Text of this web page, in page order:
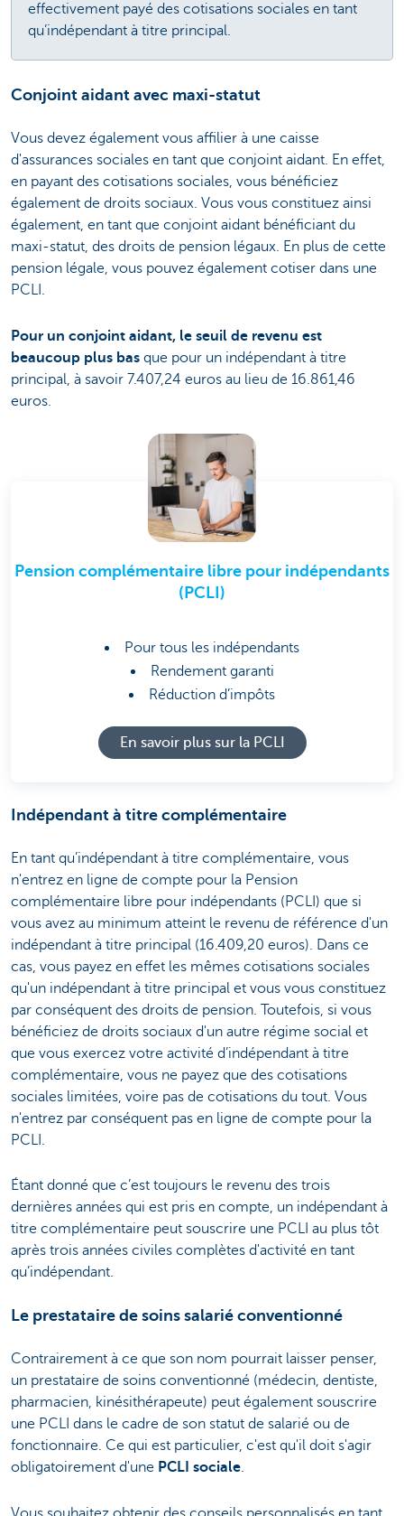
effectivement payé des cotisations sociales en tant
qu’indépendant à titre principal.
Conjoint aidant avec maxi-statut
Vous devez également vous affilier à une caisse
d'assurances sociales en tant que conjoint aidant. En effet,
en payant des cotisations sociales, vous bénéficiez
également de droits sociaux. Vous vous constituez ainsi
également, en tant que conjoint aidant bénéficiant du
maxi-statut, des droits de pension légaux. En plus de cette
pension légale, vous pouvez également cotiser dans une
PCLI.
Pour un conjoint aidant, le seuil de revenu est
beaucoup plus bas que pour un indépendant à titre
principal, à savoir 7.407,24 euros au lieu de 16.861,46
euros.
Pension complémentaire libre pour indépendants
(PCLI)
Pour tous les indépendants
Rendement garanti
Réduction d’impôts
En savoir plus sur la PCLI
Indépendant à titre complémentaire
En tant qu’indépendant à titre complémentaire, vous
n'entrez en ligne de compte pour la Pension
complémentaire libre pour indépendants (PCLI) que si
vous avez au minimum atteint le revenu de référence d'un
indépendant à titre principal (16.409,20 euros). Dans ce
cas, vous payez en effet les mêmes cotisations sociales
qu'un indépendant à titre principal et vous vous constituez
par conséquent des droits de pension. Toutefois, si vous
bénéficiez de droits sociaux d'un autre régime social et
que vous exercez votre activité d’indépendant à titre
complémentaire, vous ne payez que des cotisations
sociales limitées, voire pas de cotisations du tout. Vous
n'entrez par conséquent pas en ligne de compte pour la
PCLI.
Étant donné que c’est toujours le revenu des trois
dernières années qui est pris en compte, un indépendant à
titre complémentaire peut souscrire une PCLI au plus tôt
après trois années civiles complètes d'activité en tant
qu’indépendant.
Le prestataire de soins salarié conventionné
Contrairement à ce que son nom pourrait laisser penser,
un prestataire de soins conventionné (médecin, dentiste,
pharmacien, kinésithérapeute) peut également souscrire
une PCLI dans le cadre de son statut de salarié ou de
fonctionnaire. Ce qui est particulier, c'est qu'il doit s'agir
obligatoirement d'une PCLI sociale.